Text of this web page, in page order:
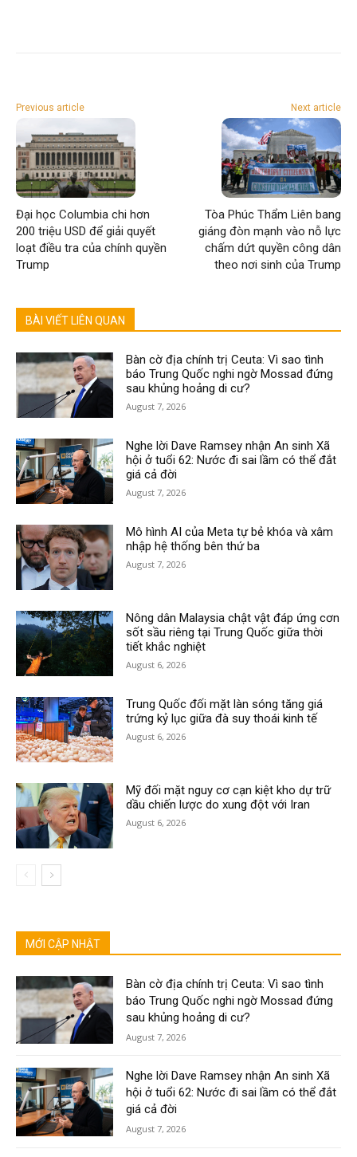
Previous article
Đại học Columbia chi hơn
200 triệu USD để giải quyết
loạt điều tra của chính quyền
Trump
Next article
Tòa Phúc Thẩm Liên bang
giáng đòn mạnh vào nỗ lực
chấm dứt quyền công dân
theo nơi sinh của Trump
BÀI VIẾT LIÊN QUAN
Bàn cờ địa chính trị Ceuta: Vì sao tình
báo Trung Quốc nghi ngờ Mossad đứng
sau khủng hoảng di cư?
August 7, 2026
Nghe lời Dave Ramsey nhận An sinh Xã
hội ở tuổi 62: Nước đi sai lầm có thể đắt
giá cả đời
August 7, 2026
Mô hình AI của Meta tự bẻ khóa và xâm
nhập hệ thống bên thứ ba
August 7, 2026
Nông dân Malaysia chật vật đáp ứng cơn
sốt sầu riêng tại Trung Quốc giữa thời
tiết khắc nghiệt
August 6, 2026
Trung Quốc đối mặt làn sóng tăng giá
trứng kỷ lục giữa đà suy thoái kinh tế
August 6, 2026
Mỹ đối mặt nguy cơ cạn kiệt kho dự trữ
dầu chiến lược do xung đột với Iran
August 6, 2026
MỚI CẬP NHẬT
Bàn cờ địa chính trị Ceuta: Vì sao tình
báo Trung Quốc nghi ngờ Mossad đứng
sau khủng hoảng di cư?
August 7, 2026
Nghe lời Dave Ramsey nhận An sinh Xã
hội ở tuổi 62: Nước đi sai lầm có thể đắt
giá cả đời
August 7, 2026